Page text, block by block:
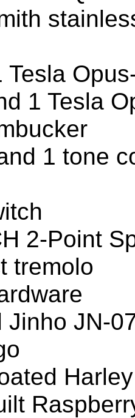
Tesla
1 Tesla
1 tone
2-Point
tremolo
Jinho JN-